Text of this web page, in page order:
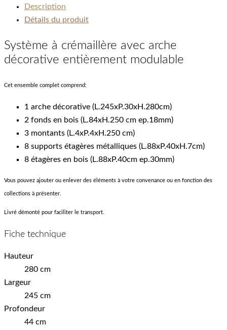
Description
Détails du produit
Système à crémaillère avec arche
décorative entièrement modulable
Cet ensemble complet comprend:
1 arche décorative (L.245xP.30xH.280cm)
2 fonds en bois (L.84xH.250 cm ep.18mm)
3 montants (L.4xP.4xH.250 cm)
8 supports étagères métalliques (L.88xP.40xH.7cm)
8 étagères en bois (L.88xP.40cm ep.30mm)
Vous pouvez ajouter ou enlever des éléments à votre convenance ou en fonction des
collections à présenter.
Livré démonté pour faciliter le transport.
Fiche technique
Hauteur
280 cm
Largeur
245 cm
Profondeur
44 cm